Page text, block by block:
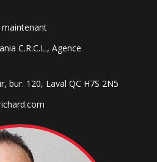
maintenant
C.R.C.L., Agence
bur. 120, Laval QC H7S 2N5